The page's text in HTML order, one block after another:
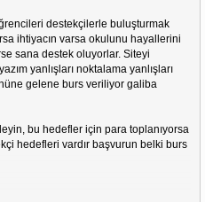
destekçilerle buluşturmak
ihtiyacın varsa okulunu hayallerini
sana destek oluyorlar. Siteyi
yanlışları noktalama yanlışları
gelene burs veriliyor galiba
bu hedefler için para toplanıyorsa
hedefleri vardır başvurun belki burs